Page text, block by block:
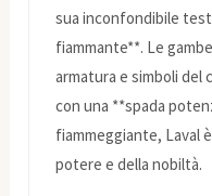
sua inconfondibile
fiammante**. Le
armatura e simboli del
con una **spada
fiammeggiante, Laval
potere e della nobiltà.